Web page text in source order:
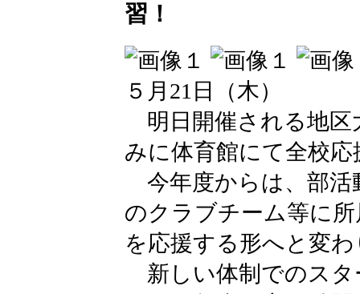
習！
５月21日（木）
明日開催される地区
みに体育館にて全校
今年度からは、部活
のクラブチーム等に
を応援する形へと変
新しい体制でのスタ